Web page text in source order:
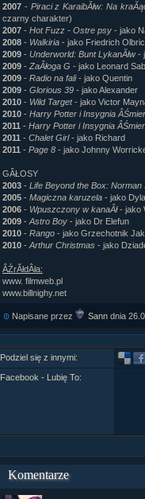
2007- Piraci z KaraibĂłw: Na
czarny charakter)
2007- Hot Fuzz - Ostre psy- jako
2008- Walkiria- jako Friedrich
2009- Underworld: Bunt LykanĂłw-
2009- ZaÂłoga G - jako Leonard
2009- Radio na fali- jako Quentin
2009- Glorious 39- jako Alexander
2010- Wild Target- jako Victor
2010- Harry Potter i Insygnia
2011 - Harry Potter i Insygnia
2011 - Chalet Girl- jako Richard
2011 - Page 8- jako Johnny
GÂŁOSY
2003- Life Beyond the Box: Norman
2005- Magiczna karuzela- jako
2006- Wpuszczony w kanaÂł- jako
2009- Astro Boy- jako Dr Elefun
2010- Rango- jako Grzechotnik
2010- Arthur Christmas- jako
ÂŹrĂłdÂła:
www. filmweb.pl
www.billnighy.net
Napisane przez Sann dnia
Podziel się z innymi:
Facebook - Lubię To:
Komentarze